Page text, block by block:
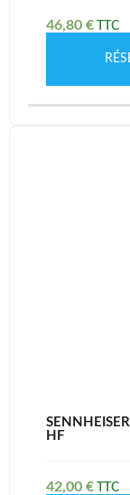
46,80 €
HF
42,00 €